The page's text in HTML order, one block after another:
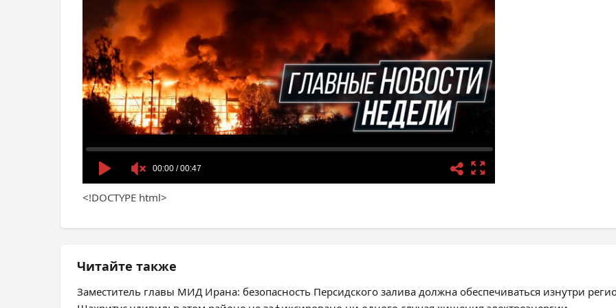
<!DOCTYPE html>
Читайте также
Заместитель главы МИД Ирана: безопасность Персидского залива должна обеспечиваться изнутри